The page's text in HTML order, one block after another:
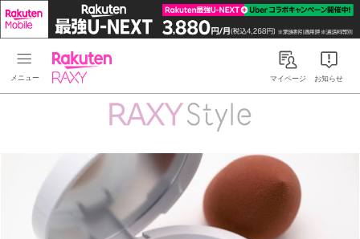
Rakuten RAXYマイページ お知らせ